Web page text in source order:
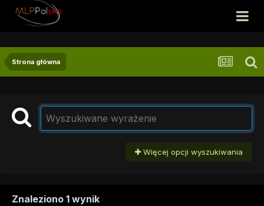
Strona główna
Więcej opcji wyszukiwania
Znaleziono 1 wynik